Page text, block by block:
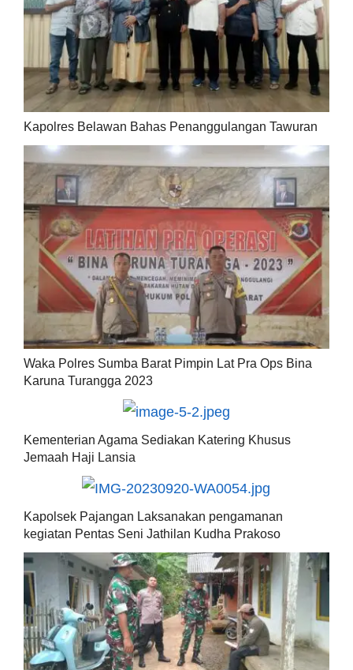
Kapolres Belawan Bahas Penanggulangan Tawuran
Waka Polres Sumba Barat Pimpin Lat Pra Ops Bina
Karuna Turangga 2023
Kementerian Agama Sediakan Katering Khusus
Jemaah Haji Lansia
Kapolsek Pajangan Laksanakan pengamanan
kegiatan Pentas Seni Jathilan Kudha Prakoso